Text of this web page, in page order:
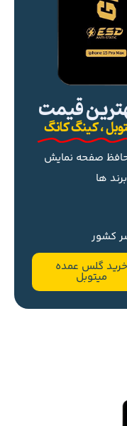
قیمت
، کینگ کانگ
صفحه نمایش
ها
کشور
خرید گلس عمده
میتوبل